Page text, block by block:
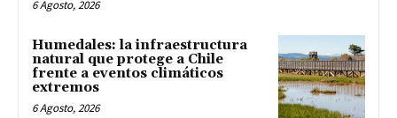
6 Agosto, 2026
Humedales: la infraestructura
natural que protege a Chile
frente a eventos climáticos
extremos
6 Agosto, 2026